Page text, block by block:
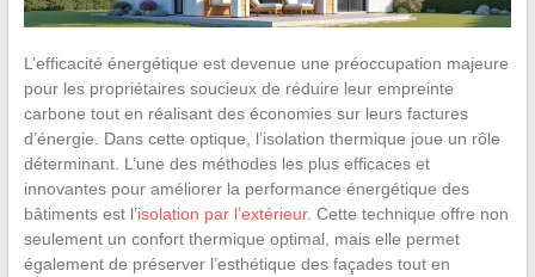
L’efficacité énergétique est devenue une préoccupation majeure
pour les propriétaires soucieux de réduire leur empreinte
carbone tout en réalisant des économies sur leurs factures
d’énergie. Dans cette optique, l’isolation thermique joue un rôle
déterminant. L’une des méthodes les plus efficaces et
innovantes pour améliorer la performance énergétique des
bâtiments est l’isolation par l’extérieur. Cette technique offre non
seulement un confort thermique optimal, mais elle permet
également de préserver l’esthétique des façades tout en